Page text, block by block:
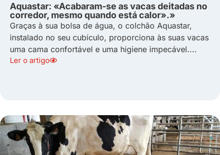
Aquastar: «Acabaram-se as vacas deitadas no
corredor, mesmo quando está calor».»
Graças à sua bolsa de água, o colchão Aquastar,
instalado no seu cubículo, proporciona às suas vacas
uma cama confortável e uma higiene impecável....
Ler o artigo